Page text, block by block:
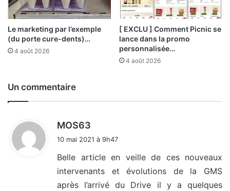
Le marketing par l’exemple
(du porte cure-dents)…
4 août 2026
[ EXCLU ] Comment Picnic se
lance dans la promo
personnalisée…
4 août 2026
Un commentaire
MOS63
:
10 mai 2021 à 9h47
Belle article en veille de ces nouveaux
intervenants et évolutions de la GMS
après l’arrivé du Drive il y a quelques